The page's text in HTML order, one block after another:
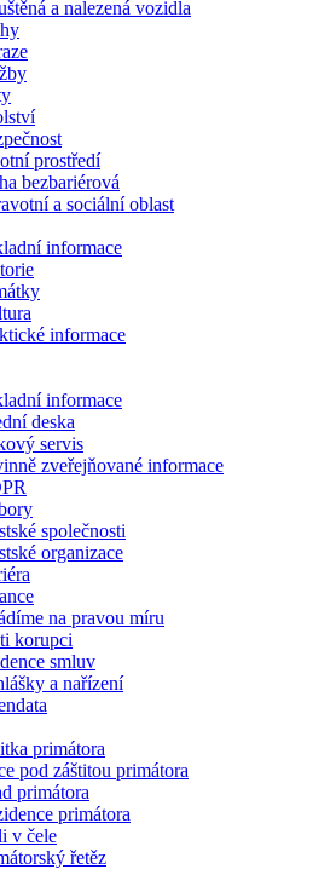
a nalezená vozidla
prostředí
bezbariérová
a sociální oblast
informace
informace
informace
deska
servis
zveřejňované informace
společnosti
organizace
na pravou míru
korupci
smluv
a nařízení
primátora
pod záštitou primátora
primátora
primátora
v čele
řetěz